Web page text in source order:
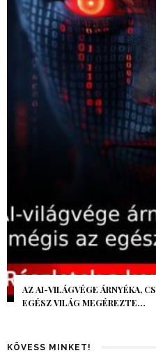
AZ AI-VILÁGVÉGE ÁRNYÉKA,
EGÉSZ VILÁG MEGÉREZTE…
KÖVESS MINKET!